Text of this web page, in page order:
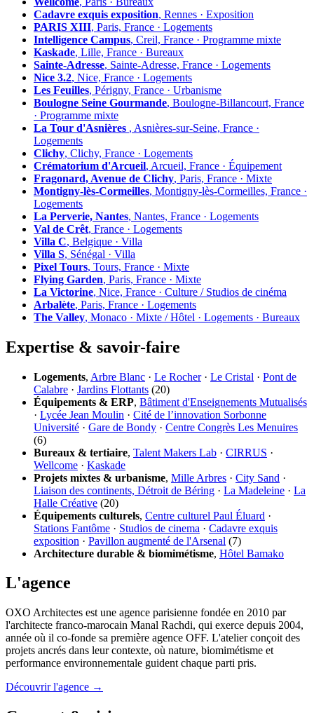
Cadavre exquis exposition, Rennes · Exposition
PARIS XIII, Paris, France · Logements
Intelligence Campus, Creil, France · Programme mixte
Kaskade, Lille, France · Bureaux
Sainte-Adresse, Sainte-Adresse, France · Logements
Nice 3.2, Nice, France · Logements
Les Feuilles, Périgny, France · Urbanisme
Boulogne Seine Gourmande, Boulogne-Billancourt, France
· Programme mixte
La Tour d'Asnières , Asnières-sur-Seine, France ·
Logements
Clichy, Clichy, France · Logements
Crématorium d'Arcueil, Arcueil, France · Équipement
Fragonard, Avenue de Clichy, Paris, France · Mixte
Montigny-lès-Cormeilles, Montigny-lès-Cormeilles, France ·
Logements
La Perverie, Nantes, Nantes, France · Logements
Val de Crêt, France · Logements
Villa C, Belgique · Villa
Villa S, Sénégal · Villa
Pixel Tours, Tours, France · Mixte
Flying Garden, Paris, France · Mixte
La Victorine, Nice, France · Culture / Studios de cinéma
Arbalète, Paris, France · Logements
The Valley, Monaco · Mixte / Hôtel · Logements · Bureaux
Expertise & savoir-faire
Logements, Arbre Blanc · Le Rocher· Le Cristal · Pont de
Calabre · Jardins Flottants (20)
Équipements & ERP, Bâtiment d'Enseignements Mutualisés
· Lycée Jean Moulin · Cité de l’innovation Sorbonne
Université · Gare de Bondy · Centre Congrès Les Menuires
(6)
Bureaux & tertiaire, Talent Makers Lab · CIRRUS ·
Wellcome · Kaskade
Projets mixtes & urbanisme, Mille Arbres · City Sand ·
Liaison des continents, Détroit de Béring · La Madeleine · La
Halle Créative (20)
Équipements culturels, Centre culturel Paul Éluard ·
Stations Fantôme · Studios de cinema · Cadavre exquis
exposition · Pavillon augmenté de l'Arsenal (7)
Architecture durable & biomimétisme, Hôtel Bamako
L'agence
OXO Architectes est une agence parisienne fondée en 2010 par
l'architecte franco-marocain Manal Rachdi, qui exerce depuis 2004,
année où il co-fonde sa première agence OFF. L'atelier conçoit des
projets ancrés dans leur contexte, où nature, biomimétisme et
performance environnementale guident chaque parti pris.
Découvrir l'agence →